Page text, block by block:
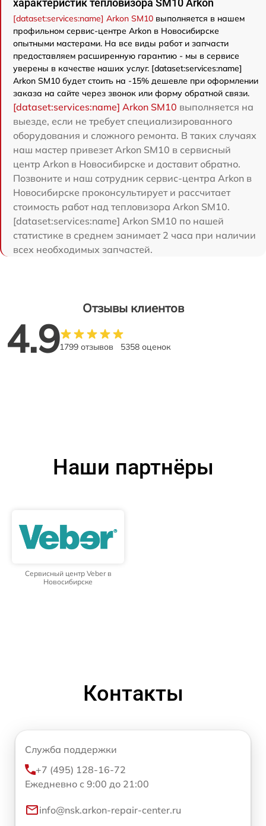
характеристик тепловизора SM10 Arkon
[dataset:services:name] Arkon SM10 выполняется в нашем
профильном сервис-центре Arkon в Новосибирске
опытными мастерами. На все виды работ и запчасти
предоставляем расширенную гарантию - мы в сервисе
уверены в качестве наших услуг. [dataset:services:name]
Arkon SM10 будет стоить на -15% дешевле при оформлении
заказа на сайте через звонок или форму обратной связи.
[dataset:services:name] Arkon SM10 выполняется на
выезде, если не требует специализированного
оборудования и сложного ремонта. В таких случаях
наш мастер привезет Arkon SM10 в сервисный
центр Arkon в Новосибирске и доставит обратно.
Позвоните и наш сотрудник сервис-центра Arkon в
Новосибирске проконсультирует и рассчитает
стоимость работ над тепловизора Arkon SM10.
[dataset:services:name] Arkon SM10 по нашей
статистике в среднем занимает 2 часа при наличии
всех необходимых запчастей.
Отзывы клиентов
4.91799 отзывов 5358 оценок
Наши партнёры
Сервисный центр Veber в
Новосибирске
Контакты
Служба поддержки
+7 (495) 128-16-72
Ежедневно с 9:00 до 21:00
info@nsk.arkon-repair-center.ru